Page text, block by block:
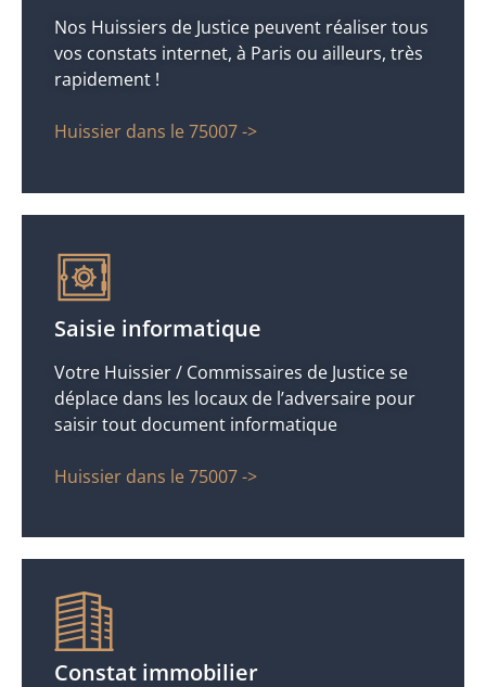
Nos Huissiers de Justice peuvent réaliser tous
vos constats internet, à Paris ou ailleurs, très
rapidement !
Huissier dans le 75007 ->
Saisie informatique
Votre Huissier / Commissaires de Justice se
déplace dans les locaux de l’adversaire pour
saisir tout document informatique
Huissier dans le 75007 ->
Constat immobilier